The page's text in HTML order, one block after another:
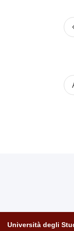
Università degli